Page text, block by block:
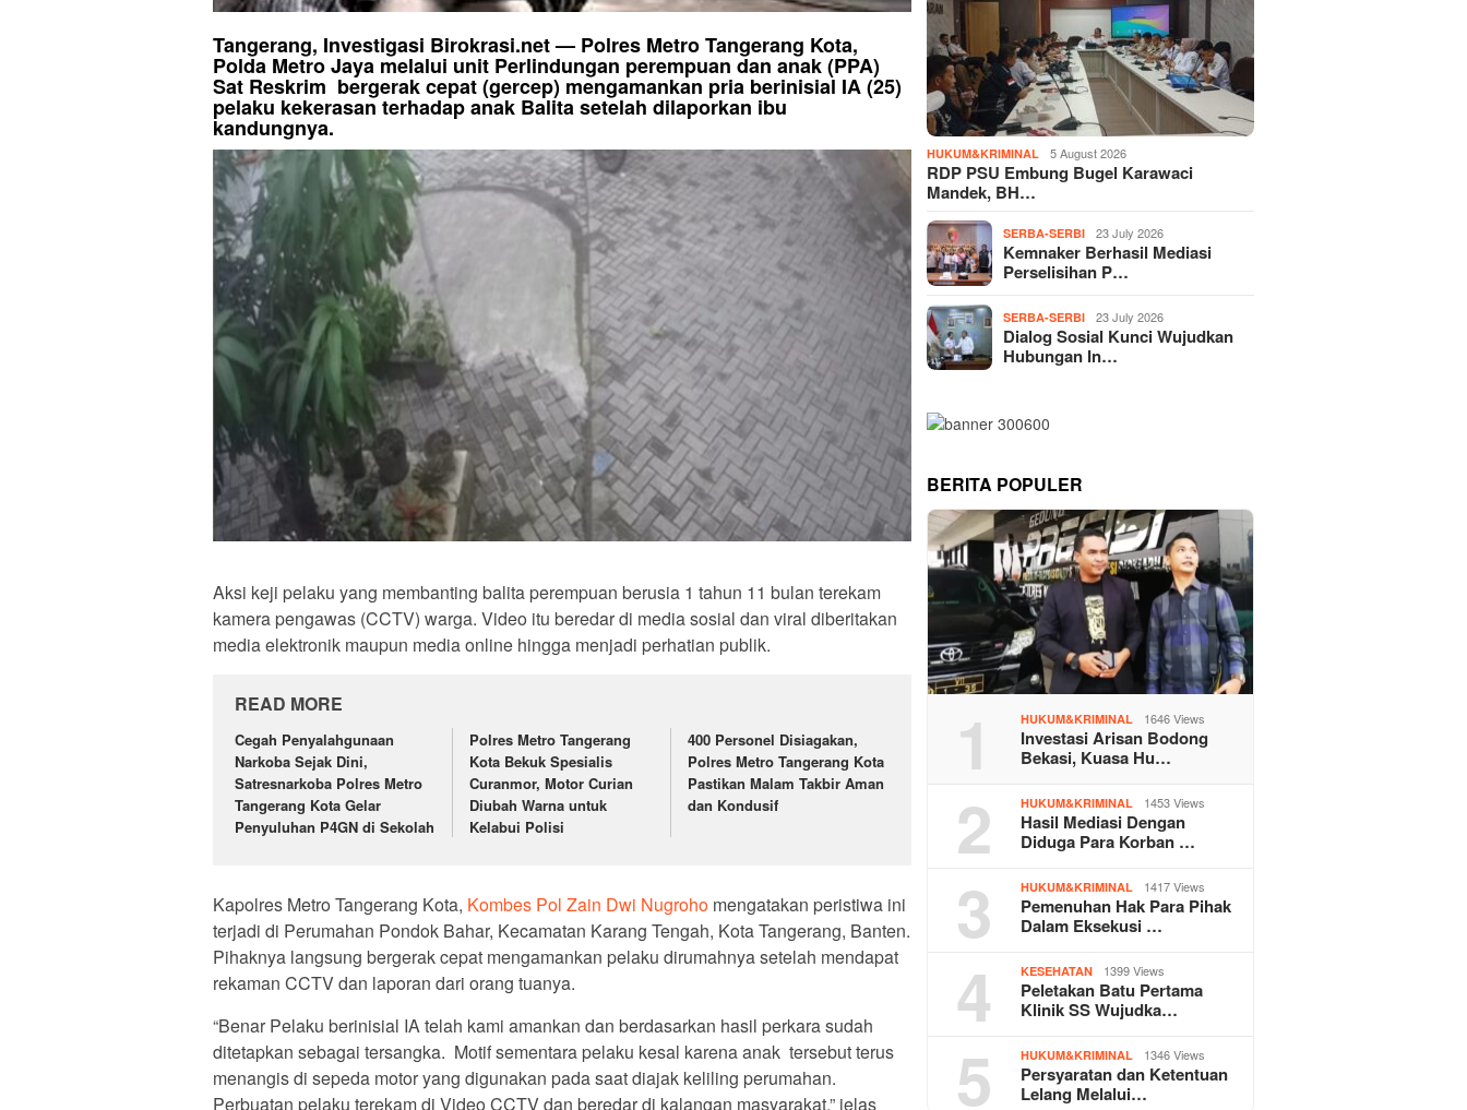
Tangerang, Investigasi Birokrasi.net — Polres Metro Tangerang Kota,
Polda Metro Jaya melalui unit Perlindungan perempuan dan anak (PPA)
Sat Reskrim bergerak cepat (gercep) mengamankan pria berinisial IA (25)
pelaku kekerasan terhadap anak Balita setelah dilaporkan ibu
kandungnya.
Aksi keji pelaku yang membanting balita perempuan berusia 1 tahun 11 bulan terekam
kamera pengawas (CCTV) warga. Video itu beredar di media sosial dan viral diberitakan
media elektronik maupun media online hingga menjadi perhatian publik.
READ MORE
Cegah Penyalahgunaan
Narkoba Sejak Dini,
Satresnarkoba Polres Metro
Tangerang Kota Gelar
Penyuluhan P4GN di Sekolah
Polres Metro Tangerang
Kota Bekuk Spesialis
Curanmor, Motor Curian
Diubah Warna untuk
Kelabui Polisi
400 Personel Disiagakan,
Polres Metro Tangerang Kota
Pastikan Malam Takbir Aman
dan Kondusif
Kapolres Metro Tangerang Kota, Kombes Pol Zain Dwi Nugroho mengatakan peristiwa ini
terjadi di Perumahan Pondok Bahar, Kecamatan Karang Tengah, Kota Tangerang, Banten.
Pihaknya langsung bergerak cepat mengamankan pelaku dirumahnya setelah mendapat
rekaman CCTV dan laporan dari orang tuanya.
“Benar Pelaku berinisial IA telah kami amankan dan berdasarkan hasil perkara sudah
ditetapkan sebagai tersangka. Motif sementara pelaku kesal karena anak tersebut terus
menangis di sepeda motor yang digunakan pada saat diajak keliling perumahan.
Perbuatan pelaku terekam di Video CCTV dan beredar di kalangan masyarakat,” jelas
HUKUM&KRIMINAL 5 August 2026
RDP PSU Embung Bugel Karawaci
Mandek, BH…
SERBA-SERBI 23 July 2026
Kemnaker Berhasil Mediasi
Perselisihan P…
SERBA-SERBI 23 July 2026
Dialog Sosial Kunci Wujudkan
Hubungan In…
BERITA POPULER
1 HUKUM&KRIMINAL 1646 Views
Investasi Arisan Bodong
Bekasi, Kuasa Hu…
2 HUKUM&KRIMINAL 1453 Views
Hasil Mediasi Dengan
Diduga Para Korban …
3 HUKUM&KRIMINAL 1417 Views
Pemenuhan Hak Para Pihak
Dalam Eksekusi …
4 KESEHATAN 1399 Views
Peletakan Batu Pertama
Klinik SS Wujudka…
5 HUKUM&KRIMINAL 1346 Views
Persyaratan dan Ketentuan
Lelang Melalui…